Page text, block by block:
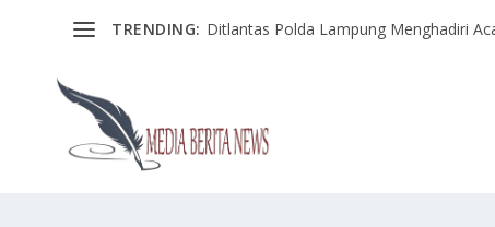
TRENDING: Ditlantas Polda Lampung Menghadiri